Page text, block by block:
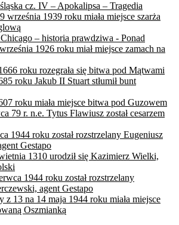
cz. IV – Apokalipsa – Tragedia
września 1939 roku miała miejsce szarża
– historia prawdziwa - Ponad
1926 roku miał miejsce zamach na
roku rozegrała się bitwa pod Mątwami
roku Jakub II Stuart stłumił bunt
roku miała miejsce bitwa pod Guzowem
79 r. n.e. Tytus Flawiusz został cesarzem
1944 roku został rozstrzelany Eugeniusz
Gestapo
1310 urodził się Kazimierz Wielki,
1944 roku został rozstrzelany
agent Gestapo
z 13 na 14 maja 1944 roku miała miejsce
Oszmianką